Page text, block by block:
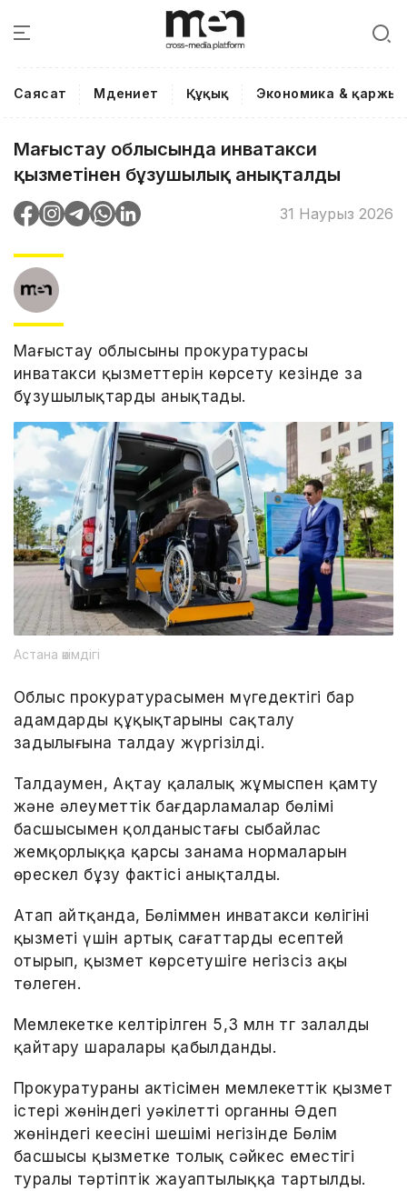
Саясат Мәдениет Құқық Экономика & қаржы
Маңғыстау облысында инватакси
қызметінен бұзушылық анықталды
31 Наурыз 2026
Маңғыстау облысының прокуратурасы
инватакси қызметтерін көрсету кезінде заң
бұзушылықтарды анықтады.
Астана әкімдігі
Облыс прокуратурасымен мүгедектігі бар
адамдардың құқықтарының сақталу
заңдылығына талдау жүргізілді.
Талдаумен, Ақтау қалалық жұмыспен қамту
және әлеуметтік бағдарламалар бөлімі
басшысымен қолданыстағы сыбайлас
жемқорлыққа қарсы заңнама нормаларын
өрескел бұзу фактісі анықталды.
Атап айтқанда, Бөліммен инватакси көлігінің
қызметі үшін артық сағаттарды есептей
отырып, қызмет көрсетушіге негізсіз ақы
төлеген.
Мемлекетке келтірілген 5,3 млн тг залалды
қайтару шаралары қабылданды.
Прокуратураның актісімен мемлекеттік қызмет
істері жөніндегі уәкілетті органның Әдеп
жөніндегі кеңесінің шешімі негізінде Бөлім
басшысы қызметке толық сәйкес еместігі
туралы тәртіптік жауаптылыққа тартылды.